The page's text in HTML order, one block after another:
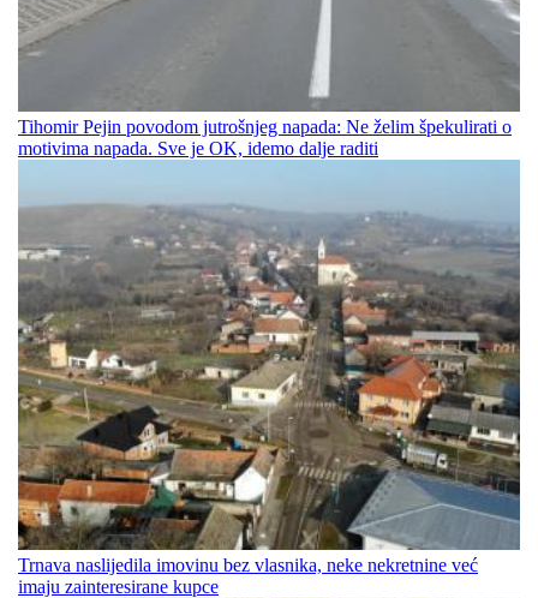
Tihomir Pejin povodom jutrošnjeg napada: Ne želim špekulirati o
motivima napada. Sve je OK, idemo dalje raditi
Trnava naslijedila imovinu bez vlasnika, neke nekretnine već
imaju zainteresirane kupce